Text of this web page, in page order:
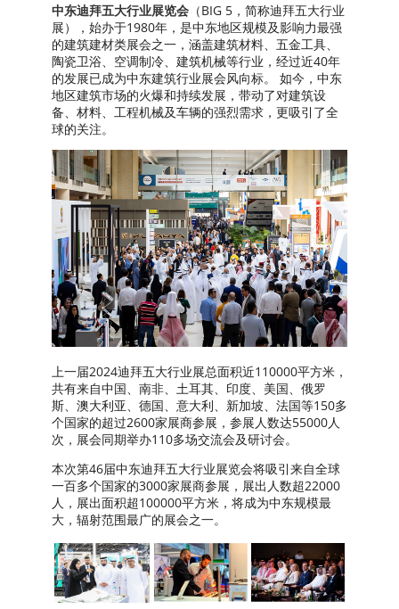
中东迪拜五大行业展览会 （BIG 5，简称迪拜五大行业
展），始办于1980年，是中东地区规模及影响力最强
的建筑建材类展会之一，涵盖建筑材料、五金工具、
陶瓷卫浴、空调制冷、建筑机械等行业，经过近40年
的发展已成为中东建筑行业展会风向标。 如今，中东
地区建筑市场的火爆和持续发展，带动了对建筑设
备、材料、工程机械及车辆的强烈需求，更吸引了全
球的关注。
上一届2024迪拜五大行业展总面积近110000平方米，
共有来自中国、南非、土耳其、印度、美国、俄罗
斯、澳大利亚、德国、意大利、新加坡、法国等150多
个国家的超过2600家展商参展，参展人数达55000人
次，展会同期举办110多场交流会及研讨会。
本次第46届中东迪拜五大行业展览会将吸引来自全球
一百多个国家的3000家展商参展，展出人数超22000
人，展出面积超100000平方米，将成为中东规模最
大，辐射范围最广的展会之一。